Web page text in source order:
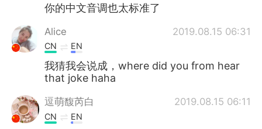
你的中文音调也太标准了
Alice 2019.08.15 06:31
CN EN
我猜我会说成，where did you from hear
that joke haha
逗萌馥芮白 2019.08.15 06:11
CN EN